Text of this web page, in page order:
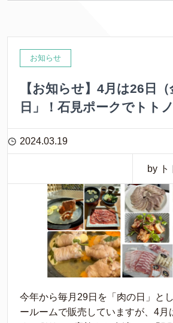
お知らせ
【お知らせ】4月は26日
日」！石見ポークでトト
2024.03.19
by ト
今年から毎月29日を「肉の日」と
ールームで販売していますが、4月